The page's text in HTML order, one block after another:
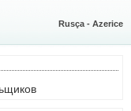
Rusça - Azerice